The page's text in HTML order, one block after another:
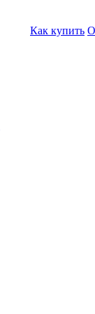
Как купить